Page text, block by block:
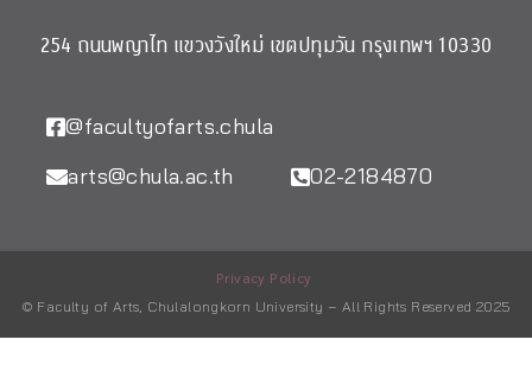
254 ถนนพญาไท แขวงวังใหม่ เขตปทุมวัน กรุงเทพฯ 10330
@facultyofarts.chula
arts@chula.ac.th
02-2184870
Privacy Policy
© Faculty of Arts, Chulalongkorn University – All Rights Reserved 2025